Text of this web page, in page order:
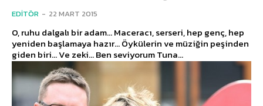
EDITÖR - 22 MART 2015
O, ruhu dalgalı bir adam... Maceracı, serseri, hep genç, hep
yeniden başlamaya hazır... Öykülerin ve müziğin peşinden
giden biri... Ve zeki... Ben seviyorum Tuna...